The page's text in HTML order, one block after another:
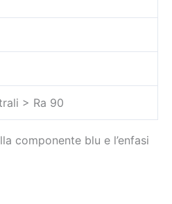
> Ra 90
componente blu e l’enfasi